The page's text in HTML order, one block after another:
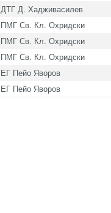
ДТГ Д. Хадживасилев
ПМГ Св. Кл. Охридски
ПМГ Св. Кл. Охридски
ПМГ Св. Кл. Охридски
ЕГ Пейо Яворов
ЕГ Пейо Яворов